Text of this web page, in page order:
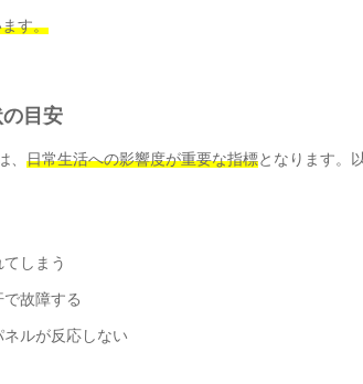
す。
目安
、 日常生活への影響度が重要な指標となります。
しまう
故障する
ルが反応しない